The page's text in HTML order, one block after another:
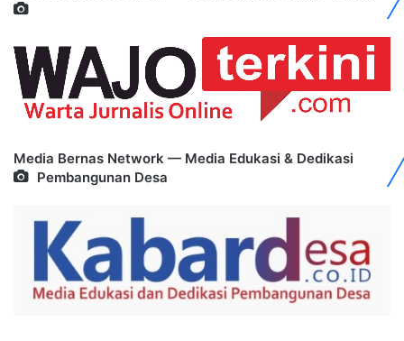
Media Bernas Network — Media Edukasi & Dedikasi
Pembangunan Desa